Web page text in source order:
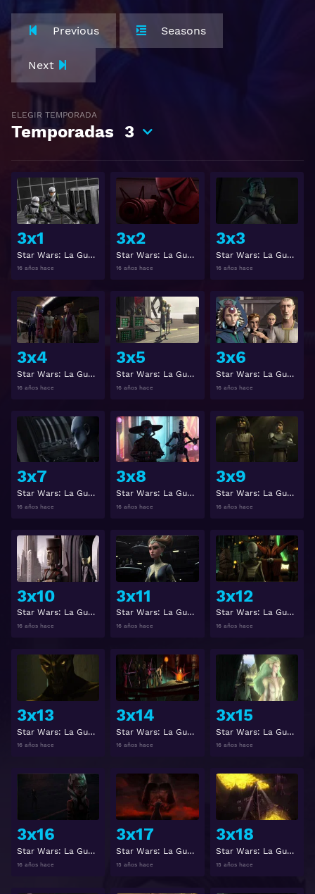
Previous Seasons
Next
ELEGIR TEMPORADA
Temporadas 3
3x1
Star Wars: La Guerra de los Clones 3x1
16 años hace
3x2
Star Wars: La Guerra de los Clones 3x2
16 años hace
3x3
Star Wars: La Guerra de los Clones 3x3
16 años hace
3x4
Star Wars: La Guerra de los Clones 3x4
16 años hace
Ver
3x5
Star Wars: La Guerra de los Clones 3x5
16 años hace
Ver
3x6
Star Wars: La Guerra de los Clones 3x6
16 años hace
3x7
Star Wars: La Guerra de los Clones 3x7
16 años hace
Ver
3x8
Star Wars: La Guerra de los Clones 3x8
16 años hace
Ver
3x9
Star Wars: La Guerra de los Clones 3x9
16 años hace
3x10
Star Wars: La Guerra de los Clones 3x10
16 años hace
Ver
3x11
Star Wars: La Guerra de los Clones 3x11
16 años hace
Ver
3x12
Star Wars: La Guerra de los Clones 3x12
16 años hace
3x13
Star Wars: La Guerra de los Clones 3x13
16 años hace
Ver
3x14
Star Wars: La Guerra de los Clones 3x14
16 años hace
3x15
Star Wars: La Guerra de los Clones 3x15
16 años hace
3x16
Star Wars: La Guerra de los Clones 3x16
16 años hace
Ver
3x17
Star Wars: La Guerra de los Clones 3x17
15 años hace
Ver
3x18
Star Wars: La Guerra de los Clones 3x18
15 años hace